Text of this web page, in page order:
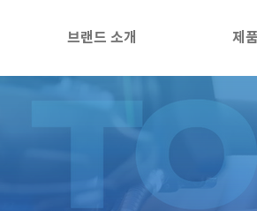
브랜드 소개 제